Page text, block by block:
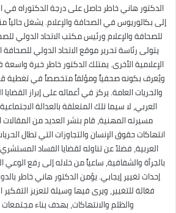
الدكتور هاني خاطر حاصل على درجة الدكتوراه في
إلى بكالوريوس في الصحافة والإعلام. يشغل
للصحافة والإعلام ورئيس مكتب الاتحاد الدولي
يتولى رئاسة تحرير موقع الاتحاد الدولي
الإعلامية الأخرى. يمتلك الدكتور خاطر خبرة
ويُعرف بكونه صحفياً ومؤلفاً متخصصاً في تغطية
والحريات العامة. يركز في أعماله على إبراز
العربي، لا سيما تلك المتعلقة بالعدالة
مسيرته المهنية، قام بنشر العديد من
انتهاكات حقوق الإنسان والتجاوزات التي تطال
العربية، فضلاً عن تناوله لقضايا الفساد
بالجرأة والشفافية، ساعياً من خلاله إلى رفع
إحداث تغيير إيجابي. يؤمن الدكتور هاني خاطر
فعّالة للتغيير، ويرى فيها وسيلة لتعزيز
والظلم والانتهاكات، بهدف بناء مجتمعات